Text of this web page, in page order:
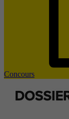
Concours